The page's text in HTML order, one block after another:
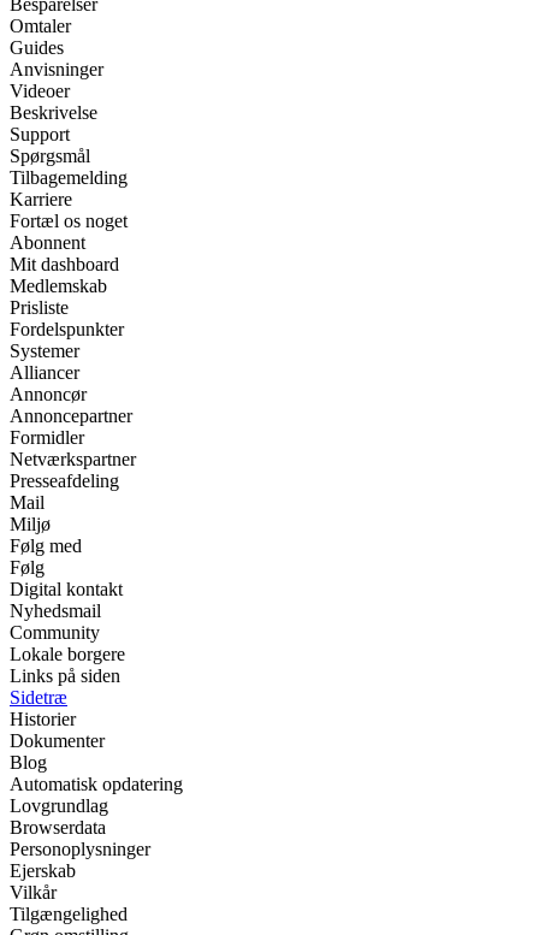
Omtaler
Guides
Anvisninger
Videoer
Beskrivelse
Support
Spørgsmål
Tilbagemelding
Karriere
Fortæl os noget
Abonnent
Mit dashboard
Medlemskab
Prisliste
Fordelspunkter
Systemer
Alliancer
Annoncør
Annoncepartner
Formidler
Netværkspartner
Presseafdeling
Mail
Miljø
Følg med
Følg
Digital kontakt
Nyhedsmail
Community
Lokale borgere
Links på siden
Sidetræ
Historier
Dokumenter
Blog
Automatisk opdatering
Lovgrundlag
Browserdata
Personoplysninger
Ejerskab
Vilkår
Tilgængelighed